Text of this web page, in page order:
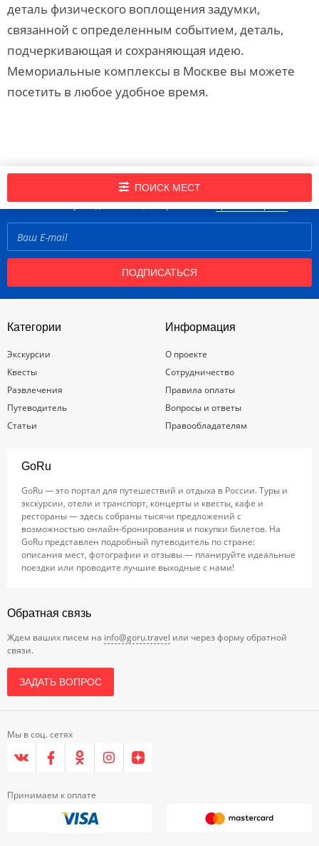
деталь физического воплощения задумки,
связанной с определенным событием, деталь,
подчеркивающая и сохраняющая идею.
Мемориальные комплексы в Москве вы можете
посетить в любое удобное время.
ПОИСК МЕСТ
Подпишись на нашу рассылку новостей!
Нажимая кнопку «Подписаться», вы принимаетеправила портала
ПОДПИСАТЬСЯ
Категории
Экскурсии
Квесты
Развлечения
Путеводитель
Статьи
Информация
О проекте
Сотрудничество
Правила оплаты
Вопросы и ответы
Правообладателям
GoRu
GoRu — это портал для путешествий и отдыха в России. Туры и
экскурсии, отели и транспорт, концерты и квесты, кафе и
рестораны — здесь собраны тысячи предложений с
возможностью онлайн-бронирования и покупки билетов. На
GoRu представлен подробный путеводитель по стране:
описания мест, фотографии и отзывы — планируйте идеальные
поездки или проводите лучшие выходные с нами!
Обратная связь
Ждем ваших писем на info@goru.travel или через форму обратной
связи.
ЗАДАТЬ ВОПРОС
Мы в соц. сетях
Принимаем к оплате